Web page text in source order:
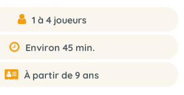
1 à 4 joueurs
Environ 45 min.
À partir de 9 ans